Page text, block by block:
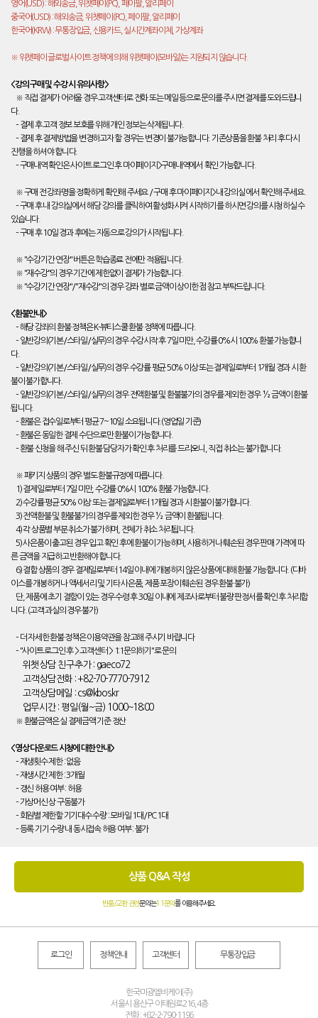
영어(USD) : 해외송금, 위챗페이(PC), 페이팔, 알리페이
중국어(USD) : 해외송금, 위챗페이(PC), 페이팔, 알리페이
한국어(KRW) : 무통장입금, 신용카드, 실시간계좌이체, 가상계좌
※ 위챗페이 글로벌 사이트 정책에 의해 위챗페이(모바일)는 지원되지 않습니다.
<강의 구매 및 수강 시 유의사항>
※ 직접 결제가 어려울 경우 고객센터로 전화 또는 메일 등으로 문의를 주시면 결제를 도와드립니
다.
– 결제 후 고객 정보 보호를 위해 개인 정보는 삭제됩니다.
– 결제 후 결제방법을 변경하고자 할 경우는 변경이 불가능합니다. 기존상품을 환불 처리 후 다시
진행을 하셔야 합니다.
– 구매내역 확인은 사이트 로그인 후 마이페이지>구매내역에서 확인 가능합니다.
※ 구매 전 강좌명을 정확하게 확인해 주세요 / 구매 후 마이페이지>내 강의실 에서 확인해 주세요.
– 구매 후 내 강의실에서 해당 강의를 클릭하여 활성화시켜 시작하기를 하시면 강의를 시청하실 수
있습니다.
– 구매 후 10일 경과 후에는 자동으로 강의가 시작됩니다.
※ "수강기간 연장" 버튼은 학습종료 전에만 적용됩니다.
※ "재수강"의 경우 기간에 제한없이 결제가 가능합니다.
※ "수강기간 연장"/"재수강"의 경우 강좌 별로 금액이 상이한 점 참고 부탁드립니다.
<환불안내>
– 해당 강좌의 환불 정책은 K-뷰티스쿨 환불 정책에 따릅니다.
– 일반강의(기본/스타일/실무)의 경우 수강시작 후 7일 미만, 수강률 0%시 100% 환불 가능합니
다.
– 일반강의(기본/스타일/실무)의 경우 수강률 평균 50% 이상 또는 결제일로부터 1개월 경과 시 환
불이 불가합니다.
– 일반강의(기본/스타일/실무)의 경우 전액환불 및 환불불가의 경우를 제외한 경우 ½ 금액이 환불
됩니다.
– 환불은 접수일로부터 평균 7~10일 소요됩니다.(영업일 기준)
– 환불은 동일한 결제 수단으로만 환불이 가능합니다.
– 환불 신청을 해 주신 뒤 환불 담당자가 확인 후 처리를 드리오니, 직접 취소는 불가합니다.
※ 패키지 상품의 경우 별도 환불규정에 따릅니다.
1) 결제일로부터 7일 미만, 수강률 0%시 100% 환불 가능합니다.
2) 수강률 평균 50% 이상 또는 결제일로부터 1개월 경과 시 환불이 불가합니다.
3) 전액환불 및 환불불가의 경우를 제외한 경우 ½ 금액이 환불됩니다.
4) 각 상품별 부분 취소가 불가하며, 전체가 취소 처리됩니다.
5) 사은품이 출고된 경우 입고 확인 후에 환불이 가능하며, 사용하거나 훼손된 경우 판매 가격에 따
른 금액을 지급하고 반환해야 합니다.
6) 결합 상품의 경우 결제일로부터 14일 이내에 개봉하지 않은 상품에 대해 환불 가능합니다. (디바
이스를 개봉하거나 액세서리 및 기타 사은품, 제품 포장이 훼손된 경우 환불 불가)
단, 제품에 초기 결함이 있는 경우 수령 후 30일 이내에 제조사로부터 불량 판정서를 확인 후 처리합
니다. (고객 과실의 경우 불가)
– 더 자세한 환불 정책은 이용약관을 참고해 주시기 바랍니다
– "사이트 로그인 후 > 고객센터 > 1:1문의하기"로 문의
위챗상담 친구추가 : gaeco72
고객상담전화 : +82-70-7770-7912
고객상담메일 : cs@kbos.kr
업무시간 : 평일(월~금) 10:00~18:00
※ 환불금액은 실 결제금액 기준 정산
<영상 다운로드 시청에 대한 안내>
– 재생횟수 제한 : 없음
– 재생시간 제한 : 3개월
– 갱신 허용 여부 : 허용
– 가상머신 상 구동불가
– 회원별 제한할 기기대수 수량 : 모바일 1대/ PC 1대
– 등록 기기 수량 내 동시접속 허용 여부 : 불가
상품 Q&A 작성
반품/교환 관련문의는1:1문의를 이용해주세요.
로그인 정책안내 고객센터 무통장입금
한국미광엘비케이(주)
서울시 용산구 이태원로216,4층
전화 : +82-2-790-1196